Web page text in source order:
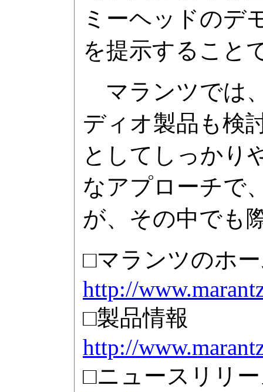
ミーヘッドのデ
を提示すること
マランツでは
ディオ製品も検
としてしっかり
なアプローチで
が、その中でも
□マランツのホ
http://
□製品情報
http://
□ニュースリリ